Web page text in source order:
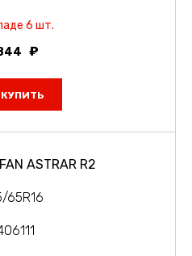
6 шт.
КУПИТЬ
ASTRAR R2
65R16